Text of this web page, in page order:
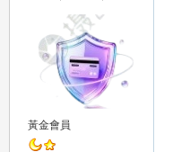
黃金會員